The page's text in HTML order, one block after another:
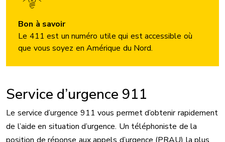
Bon à savoir
Le 411 est un numéro utile qui est accessible où
que vous soyez en Amérique du Nord.
Service d’urgence 911
Le service d’urgence 911 vous permet d’obtenir rapidement
de l’aide en situation d’urgence. Un téléphoniste de la